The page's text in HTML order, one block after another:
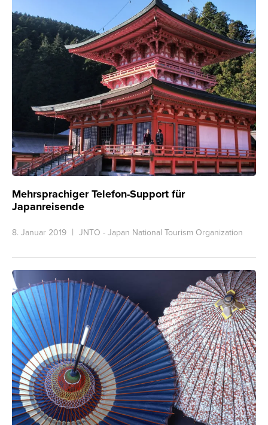
Mehrsprachiger Telefon-Support für
Japanreisende
8. Januar 2019 JNTO - Japan National Tourism Organization